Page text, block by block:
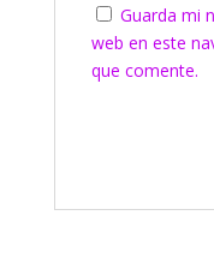
Guarda mi
web en este
que comente.